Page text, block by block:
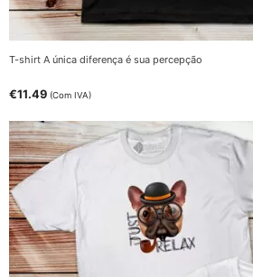
T-shirt A única diferença é sua percepção
€11.49 (Com IVA)